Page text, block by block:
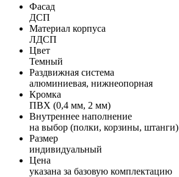
Фасад
ДСП
Материал корпуса
ЛДСП
Цвет
Темный
Раздвижная система
алюминиевая, нижнеопорная
Кромка
ПВХ (0,4 мм, 2 мм)
Внутреннее наполнение
на выбор (полки, корзины, штанги)
Размер
индивидуальный
Цена
указана за базовую комплектацию